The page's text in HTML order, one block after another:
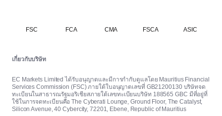
FSC FCA CMA FSCA ASIC
เกี่ยวกับบริษัท
EC Markets Limited ได้รับอนุญาตและมีการกำกับดูแลโดย Mauritius Financial
Services Commission (FSC) ภายใต้ใบอนุญาตเลขที่ GB21200130 บริษัทจด
ทะเบียนในสาธารณรัฐมอริเชียสภายใต้เลขทะเบียนบริษัท 188565 GBC มีที่อยู่ที่
ใช้ในการจดทะเบียนคือ The Cyberati Lounge, Ground Floor, The Catalyst,
Silicon Avenue, 40 Cybercity, 72201, Ebene, Republic of Mauritius